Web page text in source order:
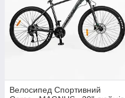
Велосипед Спортивний